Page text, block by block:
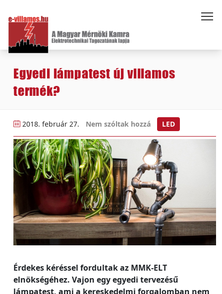
Egyedi lámpatest új villamos
termék?
2018. február 27. Nem szóltak hozzá LED
Érdekes kéréssel fordultak az MMK-ELT
elnökségéhez. Vajon egy egyedi tervezésű
lámpatest, ami a kereskedelmi forgalomban nem